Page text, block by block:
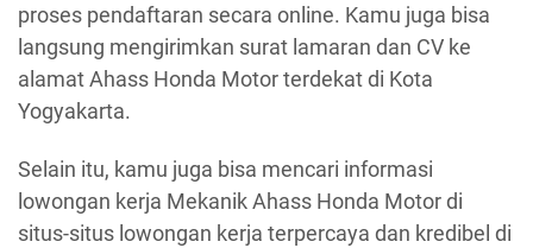
proses pendaftaran secara online. Kamu juga bisa
langsung mengirimkan surat lamaran dan CV ke
alamat Ahass Honda Motor terdekat di Kota
Yogyakarta.
Selain itu, kamu juga bisa mencari informasi
lowongan kerja Mekanik Ahass Honda Motor di
situs-situs lowongan kerja terpercaya dan kredibel di